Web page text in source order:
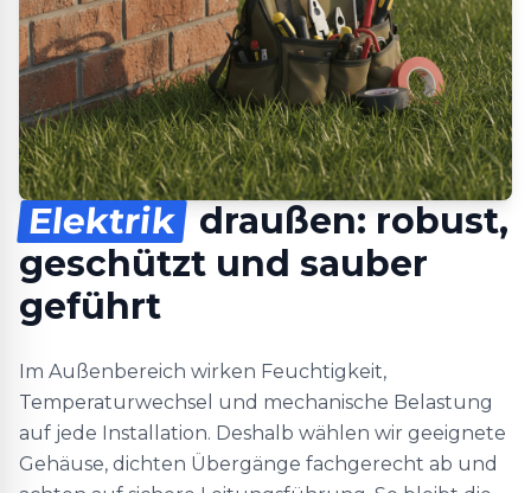
Elektrik draußen: robust,
geschützt und sauber
geführt
Im Außenbereich wirken Feuchtigkeit,
Temperaturwechsel und mechanische Belastung
auf jede Installation. Deshalb wählen wir geeignete
Gehäuse, dichten Übergänge fachgerecht ab und